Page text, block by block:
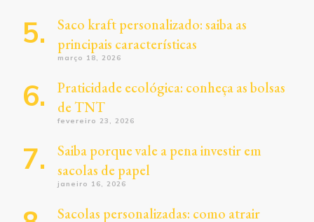
Saco kraft personalizado: saiba as
principais características
março 18, 2026
Praticidade ecológica: conheça as bolsas
de TNT
fevereiro 23, 2026
Saiba porque vale a pena investir em
sacolas de papel
janeiro 16, 2026
Sacolas personalizadas: como atrair